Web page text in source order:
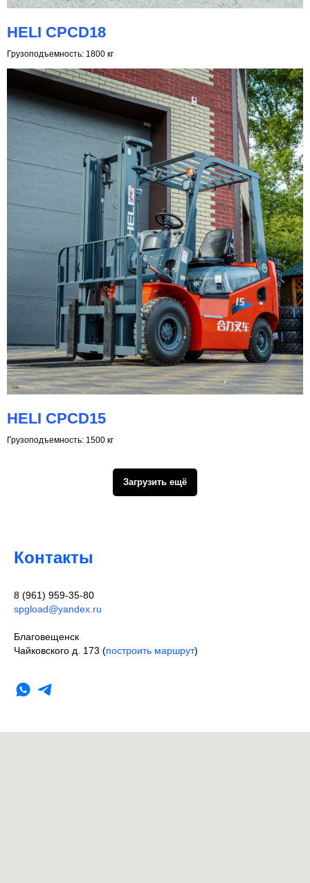
HELI CPCD18
Грузоподъемность: 1800 кг
HELI CPCD15
Грузоподъемность: 1500 кг
Загрузить ещё
Контакты
8 (961) 959-35-80
spgload@yandex.ru
Благовещенск
Чайковского д. 173 (построить маршрут)